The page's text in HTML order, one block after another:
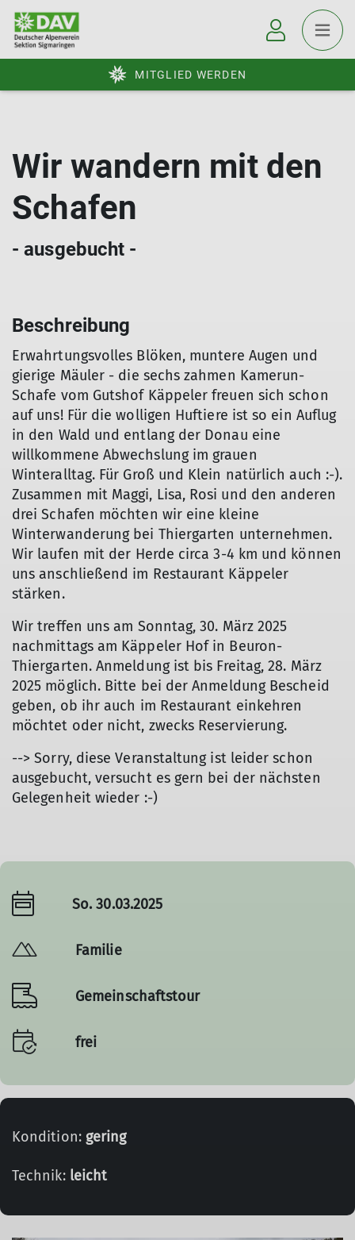
MITGLIED WERDEN
Wir wandern mit den
Schafen
- ausgebucht -
Beschreibung
Erwahrtungsvolles Blöken, muntere Augen und
gierige Mäuler - die sechs zahmen Kamerun-
Schafe vom Gutshof Käppeler freuen sich schon
auf uns! Für die wolligen Huftiere ist so ein Auflug
in den Wald und entlang der Donau eine
willkommene Abwechslung im grauen
Winteralltag. Für Groß und Klein natürlich auch :-).
Zusammen mit Maggi, Lisa, Rosi und den anderen
drei Schafen möchten wir eine kleine
Winterwanderung bei Thiergarten unternehmen.
Wir laufen mit der Herde circa 3-4 km und können
uns anschließend im Restaurant Käppeler
stärken.
Wir treffen uns am Sonntag, 30. März 2025
nachmittags am Käppeler Hof in Beuron-
Thiergarten. Anmeldung ist bis Freitag, 28. März
2025 möglich. Bitte bei der Anmeldung Bescheid
geben, ob ihr auch im Restaurant einkehren
möchtet oder nicht, zwecks Reservierung.
--> Sorry, diese Veranstaltung ist leider schon
ausgebucht, versucht es gern bei der nächsten
Gelegenheit wieder :-)
So. 30.03.2025
Familie
Gemeinschaftstour
frei
Kondition: gering
Technik: leicht